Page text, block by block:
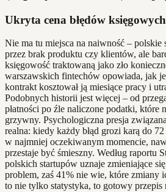
Ukryta cena błędów
Nie ma tu miejsca na naiwność – polskie
przez brak produktu czy klientów, ale
księgowość traktowaną jako zło
warszawskich fintechów opowiada, jak
kontrakt kosztował ją miesiące pracy i
Podobnych historii jest więcej – od
płatności po źle naliczone podatki, które
grzywny. Psychologiczna presja
realna: kiedy każdy błąd grozi karą do
w najmniej oczekiwanym momencie,
przestaje być śmieszny. Według raportu
polskich startupów uznaje zmieniające
problem, zaś 41% nie wie, które zmiany
to nie tylko statystyka, to gotowy przepis